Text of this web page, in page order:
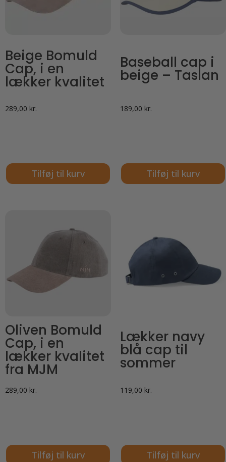
Beige Bomuld
Cap, i en
lækker kvalitet
289,00 kr.
Tilføj til kurv
Baseball cap i
beige – Taslan
189,00 kr.
Tilføj til kurv
Oliven Bomuld
Cap, i en
lækker kvalitet
fra MJM
289,00 kr.
Tilføj til kurv
Lækker navy
blå cap til
sommer
119,00 kr.
Tilføj til kurv